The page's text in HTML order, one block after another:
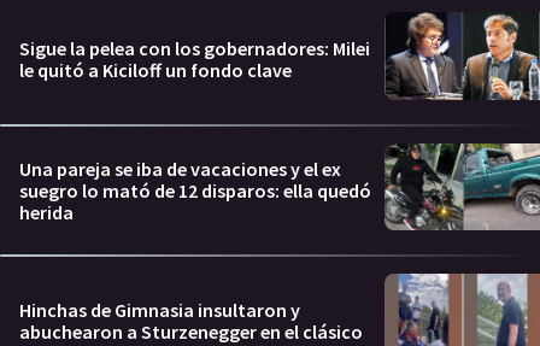
Sigue la pelea con los gobernadores: Milei
le quitó a Kiciloff un fondo clave
Una pareja se iba de vacaciones y el ex
suegro lo mató de 12 disparos: ella quedó
herida
Hinchas de Gimnasia insultaron y
abuchearon a Sturzenegger en el clásico